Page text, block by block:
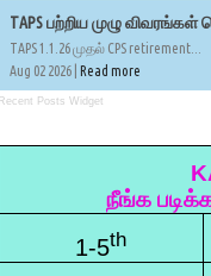
TAPS பற்றிய முழு
TAPS 1.1.26 முதல் CPS retirement...
Aug 02 2026 | Read more
Recent Posts Widget
நீங்க
1-5th